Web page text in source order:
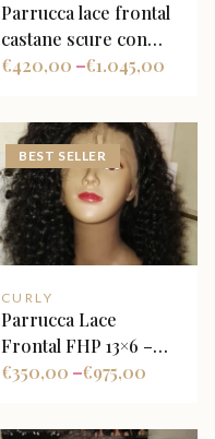
Parrucca lace frontal
castane scure con
meches caramello
Balayage
420,00
€ – 1.045,00
€
BEST SELLER
CURLY
Parrucca Lace
Frontal FHP 13×6 –
Deep Wave
350,00
€ – 975,00
€